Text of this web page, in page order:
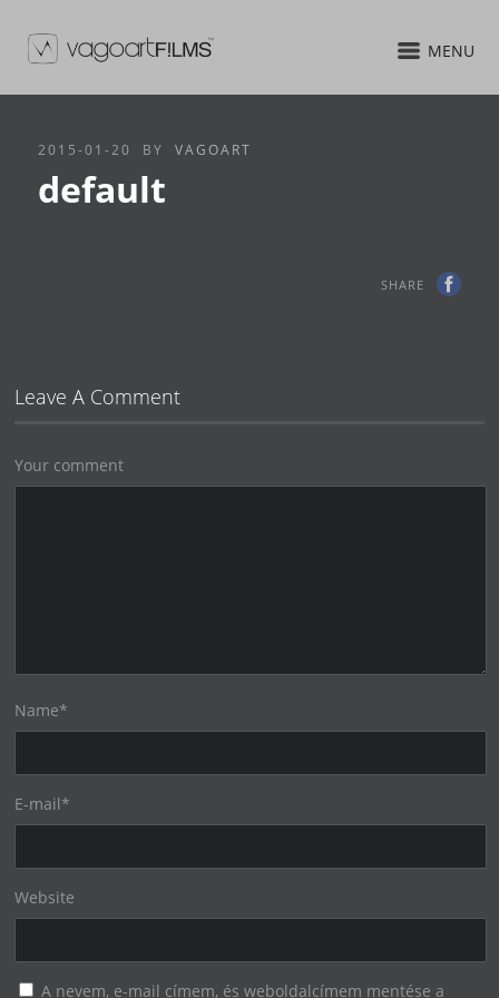
MENU
2015-01-20 BY VAGOART
default
SHARE
Leave A Comment
Your comment
Name*
E-mail*
Website
A nevem, e-mail címem, és weboldalcímem mentése a